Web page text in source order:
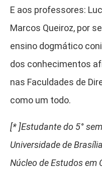
E aos professores:
Marcos Queiroz, por
ensino dogmático
dos conhecimentos
nas Faculdades de
como um todo.
[* ]Estudante do 5°
Universidade de
Núcleo de Estudos em